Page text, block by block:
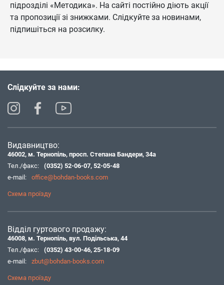
підрозділі «Методика». На сайті постійно діють акції
та пропозиції зі знижками. Слідкуйте за новинами,
підпишіться на розсилку.
Слідкуйте за нами:
Видавництво:
46002, м. Тернопіль, просп. Степана Бандери, 34а
Тел./факс:
(0352) 52-06-07, 52-05-48
e-mail:
office@bohdan-books.com
Схема проїзду
Відділ гуртового продажу:
46008, м. Тернопіль, вул. Подільська, 44
Тел./факс:
(0352) 43-00-46, 25-18-09
e-mail:
zbut@bohdan-books.com
Схема проїзду